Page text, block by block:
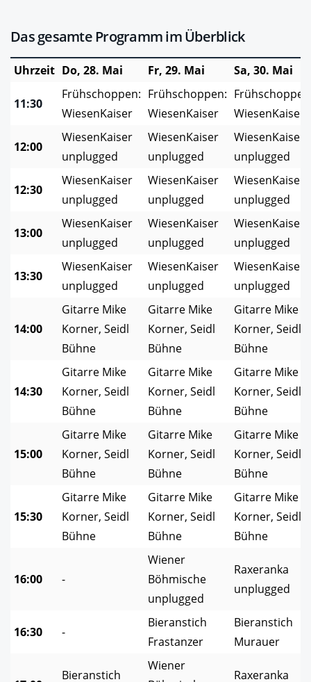
Das gesamte Programm im Überblick
Uhrzeit Do, 28. Mai Fr, 29. Mai Sa, 30. Mai
11:30
Frühschoppen:
WiesenKaiser
Frühschoppen:
WiesenKaiser
WiesenKaiser
12:00
WiesenKaiser
unplugged
WiesenKaiser
unplugged
WiesenKaiser
unplugged
12:30
WiesenKaiser
unplugged
WiesenKaiser
unplugged
WiesenKaiser
unplugged
13:00
WiesenKaiser
unplugged
WiesenKaiser
unplugged
WiesenKaiser
unplugged
13:30
WiesenKaiser
unplugged
WiesenKaiser
unplugged
WiesenKaiser
unplugged
14:00
Gitarre Mike
Korner, Seidl
Bühne
Gitarre Mike
Korner, Seidl
Bühne
Gitarre Mike
Korner, Seidl
Bühne
14:30
Gitarre Mike
Korner, Seidl
Bühne
Gitarre Mike
Korner, Seidl
Bühne
Gitarre Mike
Korner, Seidl
Bühne
15:00
Gitarre Mike
Korner, Seidl
Bühne
Gitarre Mike
Korner, Seidl
Bühne
Gitarre Mike
Korner, Seidl
Bühne
15:30
Gitarre Mike
Korner, Seidl
Bühne
Gitarre Mike
Korner, Seidl
Bühne
Gitarre Mike
Korner, Seidl
Bühne
16:00 -
Wiener
Böhmische
unplugged
Raxeranka
unplugged
16:30 -
Bieranstich
Frastanzer
Bieranstich
Murauer
Bieranstich
Wiener
Raxeranka